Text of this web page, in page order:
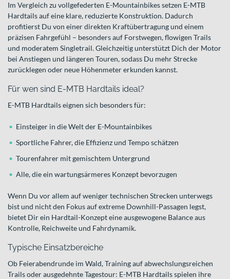
Im Vergleich zu vollgefederten E-Mountainbikes setzen E-MTB
Hardtails auf eine klare, reduzierte Konstruktion. Dadurch
profitierst Du von einer direkten Kraftübertragung und einem
präzisen Fahrgefühl – besonders auf Forstwegen, flowigen Trails
und moderatem Singletrail. Gleichzeitig unterstützt Dich der Motor
bei Anstiegen und längeren Touren, sodass Du mehr Strecke
zurücklegen oder neue Höhenmeter erkunden kannst.
Für wen sind E-MTB Hardtails ideal?
E-MTB Hardtails eignen sich besonders für:
Einsteiger in die Welt der E-Mountainbikes
Sportliche Fahrer, die Effizienz und Tempo schätzen
Tourenfahrer mit gemischtem Untergrund
Alle, die ein wartungsärmeres Konzept bevorzugen
Wenn Du vor allem auf weniger technischen Strecken unterwegs
bist und nicht den Fokus auf extreme Downhill-Passagen legst,
bietet Dir ein Hardtail-Konzept eine ausgewogene Balance aus
Kontrolle, Reichweite und Fahrdynamik.
Typische Einsatzbereiche
Ob Feierabendrunde im Wald, Training auf abwechslungsreichen
Trails oder ausgedehnte Tagestour: E-MTB Hardtails spielen ihre